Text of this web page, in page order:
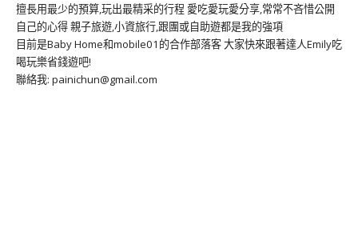
擅長用最少的預算,玩出最精采的行程 愛吃愛玩愛分享,常常不吝惜公開
自己的心得 親子旅遊,小資旅行,跟團或自助遊都是我的強項
目前是Baby Home和mobile01的合作部落客 大家快來跟著達人Emily吃
喝玩樂省錢遊吧!
聯絡我: painichun@gmail.com